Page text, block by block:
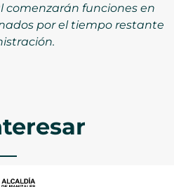
comenzarán funciones en
por el tiempo restante